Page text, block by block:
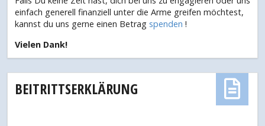
einfach generell finanziell unter die Arme greifen möchtest,
kannst du uns gerne einen Betrag spenden !
Vielen Dank!
BEITRITTSERKLÄRUNG